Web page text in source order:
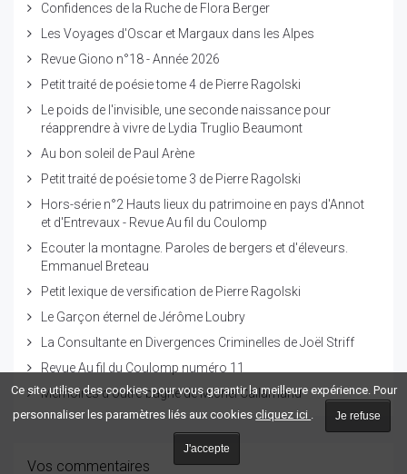
Confidences de la Ruche de Flora Berger
Les Voyages d'Oscar et Margaux dans les Alpes
Revue Giono n°18 - Année 2026
Petit traité de poésie tome 4 de Pierre Ragolski
Le poids de l'invisible, une seconde naissance pour
réapprendre à vivre de Lydia Truglio Beaumont
Au bon soleil de Paul Arène
Petit traité de poésie tome 3 de Pierre Ragolski
Hors-série n°2 Hauts lieux du patrimoine en pays d'Annot
et d'Entrevaux - Revue Au fil du Coulomp
Ecouter la montagne. Paroles de bergers et d'éleveurs.
Emmanuel Breteau
Petit lexique de versification de Pierre Ragolski
Le Garçon éternel de Jérôme Loubry
La Consultante en Divergences Criminelles de Joël Striff
Revue Au fil du Coulomp numéro 11
Mémoires d'outre-bagne de Michel Callamand
Vos commentaires
Ce site utilise des cookies pour vous garantir la meilleure expérience. Pour
personnaliser les paramètres liés aux cookiescliquez ici . Je refuse
J'accepte